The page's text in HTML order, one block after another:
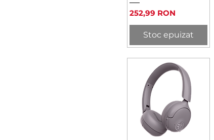
Preț
252,99 RON
Stoc epuizat